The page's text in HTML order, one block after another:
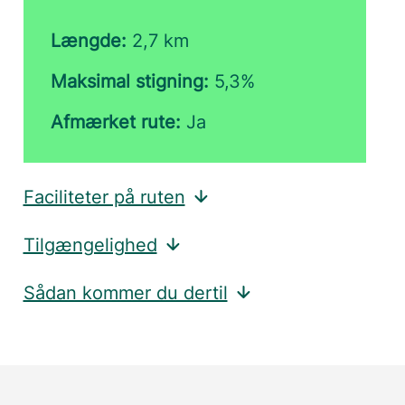
Længde: 2,7 km
Maksimal stigning: 5,3%
Afmærket rute: Ja
Faciliteter på ruten
Tilgængelighed
Sådan kommer du dertil